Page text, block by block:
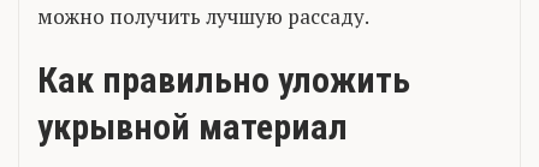
можно получить лучшую рассаду.
Как правильно уложить
укрывной материал